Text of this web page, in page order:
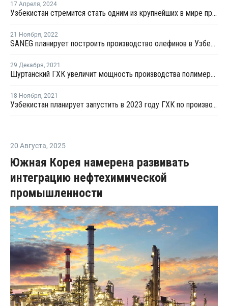
17 Апреля, 2024
Узбекистан стремится стать одним из крупнейших в мире производителей олефинов
21 Ноября, 2022
SANEG планирует построить производство олефинов в Узбекистане
29 Декабря, 2021
Шуртанский ГХК увеличит мощность производства полимеров
18 Ноября, 2021
Узбекистан планирует запустить в 2023 году ГХК по производству олефинов из метанола
20 Августа, 2025
Южная Корея намерена развивать
интеграцию нефтехимической
промышленности